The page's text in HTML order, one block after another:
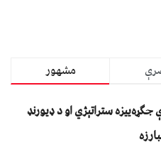
مشهور
ستراتېژي او د ډیورنډ